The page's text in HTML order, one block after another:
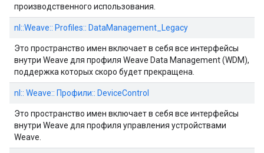
производственного использования.
nl::Weave:: Profiles:: DataManagement_Legacy
Это пространство имен включает в себя все интерфейсы
внутри Weave для профиля Weave Data Management (WDM),
поддержка которых скоро будет прекращена.
nl:: Weave:: Профили:: DeviceControl
Это пространство имен включает в себя все интерфейсы
внутри Weave для профиля управления устройствами
Weave.